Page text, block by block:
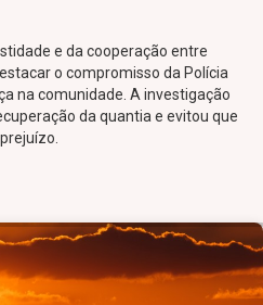
e da cooperação entre
o compromisso da Polícia
na comunidade. A investigação
da quantia e evitou que